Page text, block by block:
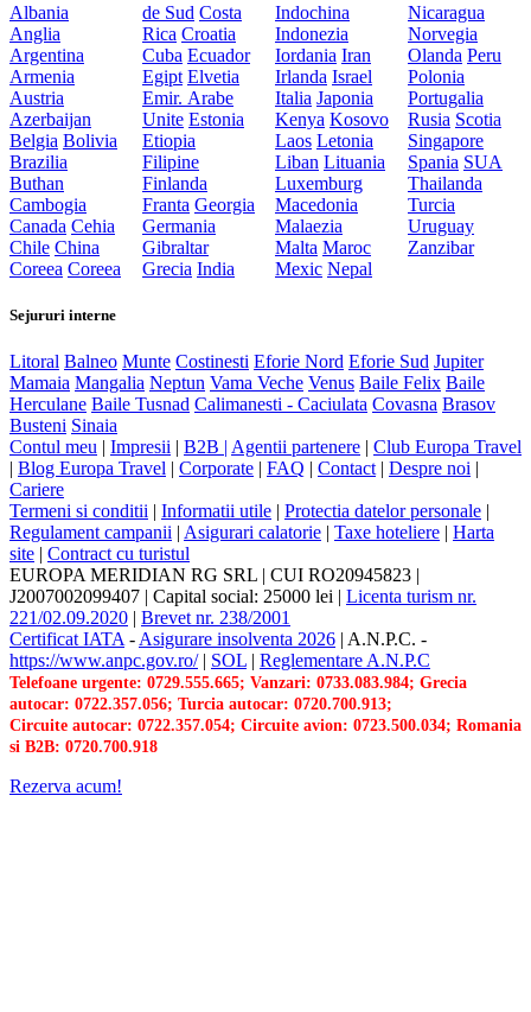
Albania
Anglia
Argentina
Armenia
Austria
Azerbaijan
Belgia Bolivia
Brazilia
Buthan
Cambogia
Canada Cehia
Chile China
Coreea Coreea
de Sud Costa
Rica Croatia
Cuba Ecuador
Egipt Elvetia
Emir. Arabe
Unite Estonia
Etiopia
Filipine
Finlanda
Franta Georgia
Germania
Gibraltar
Grecia India
Indochina
Indonezia
Iordania Iran
Irlanda Israel
Italia Japonia
Kenya Kosovo
Laos Letonia
Liban Lituania
Luxemburg
Macedonia
Malaezia
Malta Maroc
Mexic Nepal
Nicaragua
Norvegia
Olanda Peru
Polonia
Portugalia
Rusia Scotia
Singapore
Spania SUA
Thailanda
Turcia
Uruguay
Zanzibar
Sejururi interne
Litoral Balneo Munte Costinesti Eforie Nord Eforie Sud Jupiter
Mamaia Mangalia Neptun Vama Veche Venus Baile Felix Baile
Herculane Baile Tusnad Calimanesti - Caciulata Covasna Brasov
Busteni Sinaia
Contul meu | Impresii | B2B | Agentii partenere | Club Europa Travel
| Blog Europa Travel | Corporate | FAQ | Contact | Despre noi |
Cariere
Termeni si conditii | Informatii utile | Protectia datelor personale |
Regulament campanii | Asigurari calatorie | Taxe hoteliere | Harta
site | Contract cu turistul
EUROPA MERIDIAN RG SRL | CUI RO20945823 |
J2007002099407 | Capital social: 25000 lei | Licenta turism nr.
221/02.09.2020 | Brevet nr. 238/2001
Certificat IATA - Asigurare insolventa 2026 | A.N.P.C. -
https://www.anpc.gov.ro/| SOL | Reglementare A.N.P.C
Telefoane urgente: 0729.555.665; Vanzari: 0733.083.984; Grecia
autocar: 0722.357.056; Turcia autocar: 0720.700.913;
Circuite autocar: 0722.357.054; Circuite avion: 0723.500.034; Romania
si B2B: 0720.700.918
Rezerva acum!